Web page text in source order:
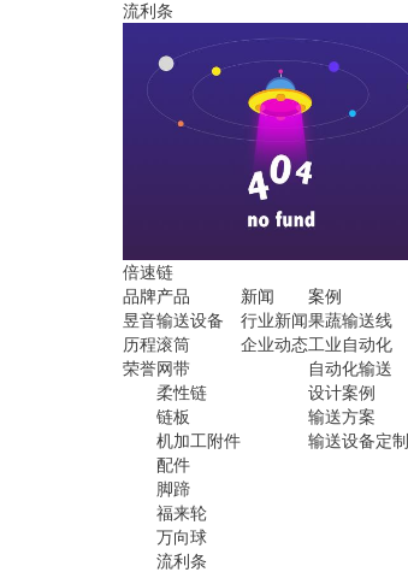
流利条
倍速链
品牌
昱音
历程
荣誉
产品
输送设备
滚筒
网带
柔性链
链板
机加工附件
配件
脚蹄
福来轮
万向球
流利条
新闻
行业新闻
企业动态
案例
果蔬输送线
工业自动化
自动化输送
设计案例
输送方案
输送设备定制